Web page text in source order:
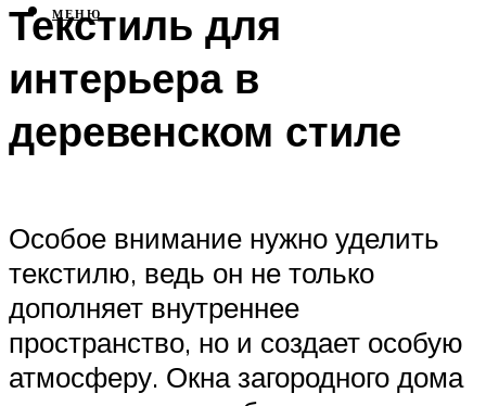
МЕНЮ
Текстиль для
интерьера в
деревенском стиле
Особое внимание нужно уделить
текстилю, ведь он не только
дополняет внутреннее
пространство, но и создает особую
атмосферу. Окна загородного дома